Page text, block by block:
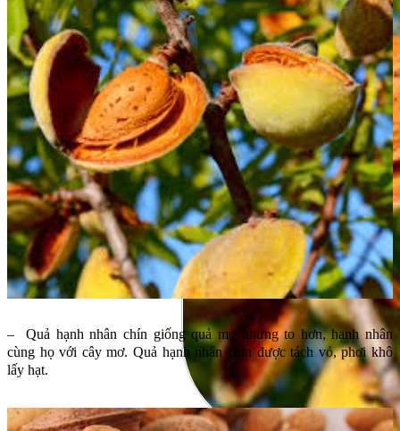
– Quả hạnh nhân chín giống quả mơ nhưng to hơn, hạnh nhân
cùng họ với cây mơ. Quả hạnh nhân chín được tách vỏ, phơi khô
lấy hạt.